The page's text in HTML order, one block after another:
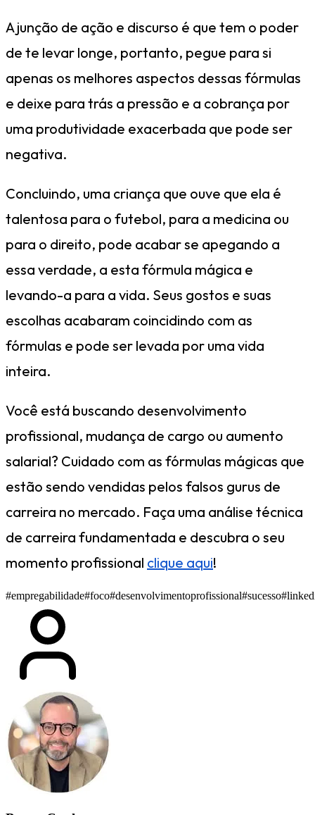
A junção de ação e discurso é que tem o poder
de te levar longe, portanto, pegue para si
apenas os melhores aspectos dessas fórmulas
e deixe para trás a pressão e a cobrança por
uma produtividade exacerbada que pode ser
negativa.
Concluindo, uma criança que ouve que ela é
talentosa para o futebol, para a medicina ou
para o direito, pode acabar se apegando a
essa verdade, a esta fórmula mágica e
levando-a para a vida. Seus gostos e suas
escolhas acabaram coincidindo com as
fórmulas e pode ser levada por uma vida
inteira.
Você está buscando desenvolvimento
profissional, mudança de cargo ou aumento
salarial? Cuidado com as fórmulas mágicas que
estão sendo vendidas pelos falsos gurus de
carreira no mercado. Faça uma análise técnica
de carreira fundamentada e descubra o seu
momento profissional clique aqui!
#empregabilidade#foco#desenvolvimentoprofissional#sucesso